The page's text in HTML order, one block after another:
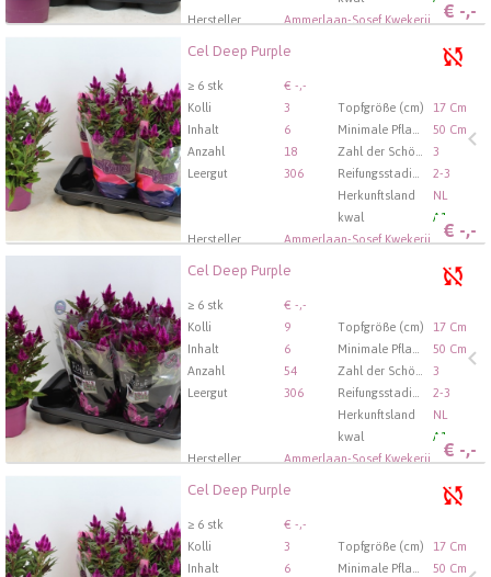
Hersteller
Ammerlaan-Sosef Kwekerij € -,-
Cel Deep Purple
≥ 6 stk
€ -,-
Kolli
3 Topfgröße (cm)
17 Cm
Inhalt
6
50 Cm
Anzahl
18
3
Leergut
306
2-3
Herkunftsland
NL
kwal
A1
Hersteller
Ammerlaan-Sosef Kwekerij € -,-
U moet ingelogd zijn om te kunnen kopen.
anmelden
Cel Deep Purple
≥ 6 stk
€ -,-
Kolli
9 Topfgröße (cm)
17 Cm
Inhalt
6
50 Cm
Anzahl
54
3
Leergut
306
2-3
Herkunftsland
NL
kwal
A1
Hersteller
Ammerlaan-Sosef Kwekerij € -,-
U moet ingelogd zijn om te kunnen kopen.
anmelden
Cel Deep Purple
≥ 6 stk
€ -,-
Kolli
3 Topfgröße (cm)
17 Cm
Inhalt
6
50 Cm
U moet ingelogd zijn om te kunnen kopen.
anmelden